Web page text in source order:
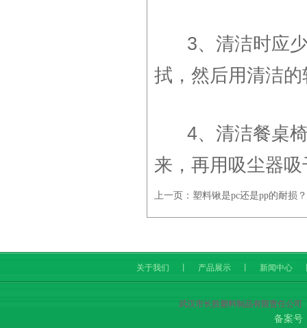
3、清洁时应少
拭，然后用清洁
4、清洁餐桌椅
来，再用吸尘器
上一页： 塑料锹是pc还是pp的耐损？
关于我们 产品展示 新闻中心
武汉市长胜塑料制品有限责任公司
备案号